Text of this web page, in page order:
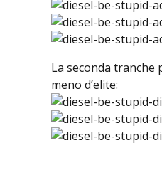
La seconda
meno d’elite: